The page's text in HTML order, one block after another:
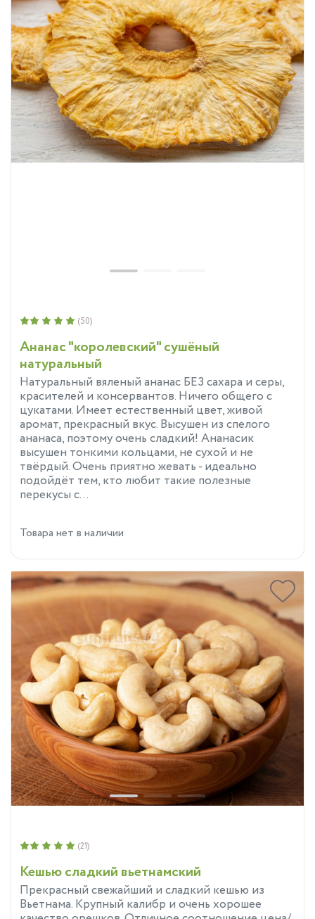
Ананас "королевский" сушёный
натуральный
Натуральный вяленый ананас БЕЗ сахара и серы,
красителей и консервантов. Ничего общего с
цукатами. Имеет естественный цвет, живой
аромат, прекрасный вкус. Высушен из спелого
ананаса, поэтому очень сладкий! Ананасик
высушен тонкими кольцами, не сухой и не
твёрдый. Очень приятно жевать - идеально
подойдёт тем, кто любит такие полезные
перекусы с...
(50)
Товара нет в наличии
Кешью сладкий вьетнамский
Прекрасный свежайший и сладкий кешью из
Вьетнама. Крупный калибр и очень хорошее
(21)